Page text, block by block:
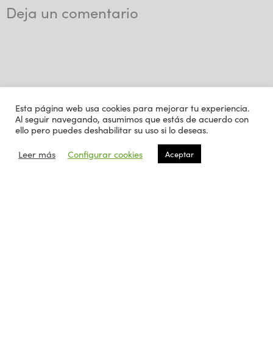
Deja un comentario
Esta página web usa cookies para mejorar tu experiencia.
Al seguir navegando, asumimos que estás de acuerdo con
ello pero puedes deshabilitar su uso si lo deseas.
Leer más
Configurar cookies Aceptar